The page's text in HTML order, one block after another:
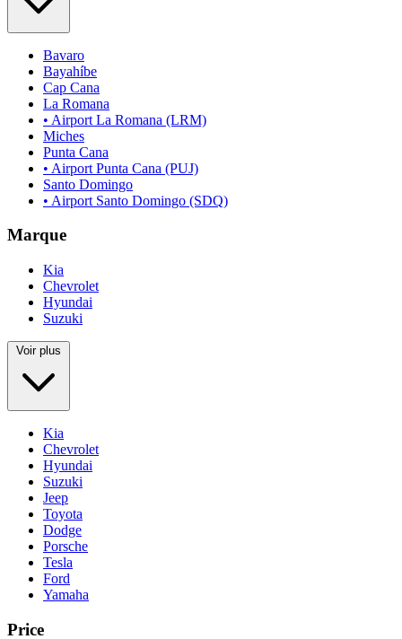
Bavaro
Bayahíbe
Cap Cana
La Romana
• Airport La Romana (LRM)
Miches
Punta Cana
• Airport Punta Cana (PUJ)
Santo Domingo
• Airport Santo Domingo (SDQ)
Marque
Kia
Chevrolet
Hyundai
Suzuki
Voir plus
Kia
Chevrolet
Hyundai
Suzuki
Jeep
Toyota
Dodge
Porsche
Tesla
Ford
Yamaha
Price